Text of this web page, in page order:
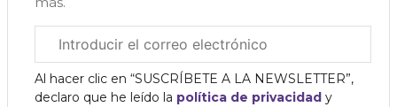
electrónico
corporativo
Al hacer clic en “SUSCRÍBETE A LA NEWSLETTER”,
declaro que he leído la política de privacidad y